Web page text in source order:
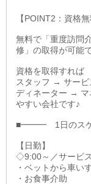
【POINT2：資格
無料で「重度訪問
修」の取得が可能で
資格を取得すれば
スタッフ → サー
ディネーター → マ
やすい会社です♪
■━━━ 1日のス
【日勤】
◇9:00～／サービ
・ベットから車い
・お食事介助